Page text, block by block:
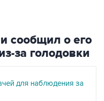
сообщил о его
за голодовки
для наблюдения за